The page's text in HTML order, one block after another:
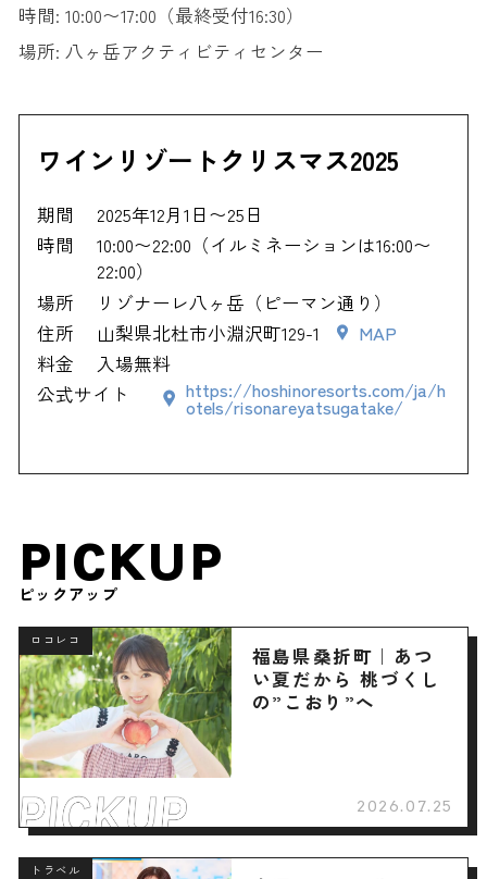
時間: 10:00〜17:00（最終受付16:30）
場所: 八ヶ岳アクティビティセンター
ワインリゾートクリスマス2025
期間
2025年12月1日〜25日
時間
10:00〜22:00（イルミネーションは16:00〜
22:00）
場所
リゾナーレ八ヶ岳（ピーマン通り）
住所
山梨県北杜市小淵沢町129-1
MAP
料金
入場無料
公式サイト
https://hoshinoresorts.com/ja/h
otels/risonareyatsugatake/
PICKUP
ピックアップ
ロコレコ
福島県桑折町｜あつ
い夏だから 桃づくし
の”こおり”へ
2026.07.25
トラベル